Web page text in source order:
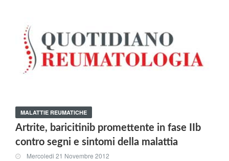
MALATTIE REUMATICHE
Artrite, baricitinib promettente in fase IIb
contro segni e sintomi della malattia
Mercoledi 21 Novembre 2012